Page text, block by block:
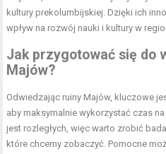
kultury prekolumbijskiej. Dzięki ich
wpływ na rozwój nauki i kultury w
Jak przygotować się do
Majów?
Odwiedzając ruiny Majów, kluczowe
aby maksymalnie wykorzystać czas
jest rozległych, więc warto zrobić
które chcemy zobaczyć. Pomocne